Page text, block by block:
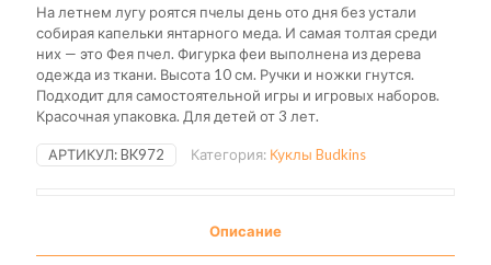
На летнем лугу роятся пчелы день ото дня без устали
собирая капельки янтарного меда. И самая толтая среди
них — это Фея пчел. Фигурка феи выполнена из дерева
одежда из ткани. Высота 10 см. Ручки и ножки гнутся.
Подходит для самостоятельной игры и игровых наборов.
Красочная упаковка. Для детей от 3 лет.
АРТИКУЛ:BK972 Категория: Куклы Budkins
Описание